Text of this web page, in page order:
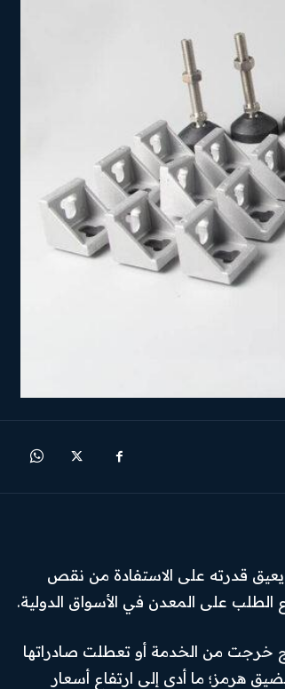
يعيق قدرته على الاستفادة من نقص
الطلب على المعدن في الأسواق الدولية.
خرجت من الخدمة أو تعطلت صادراتها
هرمز؛ ما أدى إلى ارتفاع أسعار